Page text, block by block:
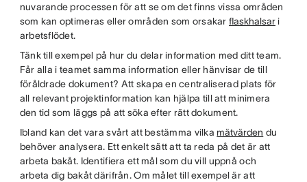
nuvarande processen för att se om det finns vissa områden
som kan optimeras eller områden som orsakar flaskhalsar i
arbetsflödet.
Tänk till exempel på hur du delar information med ditt team.
Får alla i teamet samma information eller hänvisar de till
föråldrade dokument? Att skapa en centraliserad plats för
all relevant projektinformation kan hjälpa till att minimera
den tid som läggs på att söka efter rätt dokument.
Ibland kan det vara svårt att bestämma vilka mätvärden du
behöver analysera. Ett enkelt sätt att ta reda på det är att
arbeta bakåt. Identifiera ett mål som du vill uppnå och
arbeta dig bakåt därifrån. Om målet till exempel är att